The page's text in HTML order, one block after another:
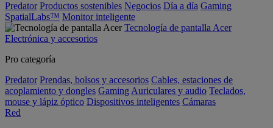
Predator Productos sostenibles Negocios Día a día Gaming
SpatialLabs™ Monitor inteligente
Tecnología de pantalla Acer
Electrónica y accesorios
Pro categoría
Predator Prendas, bolsos y accesorios Cables, estaciones de
acoplamiento y dongles Gaming Auriculares y audio Teclados,
mouse y lápiz óptico Dispositivos inteligentes Cámaras
Red